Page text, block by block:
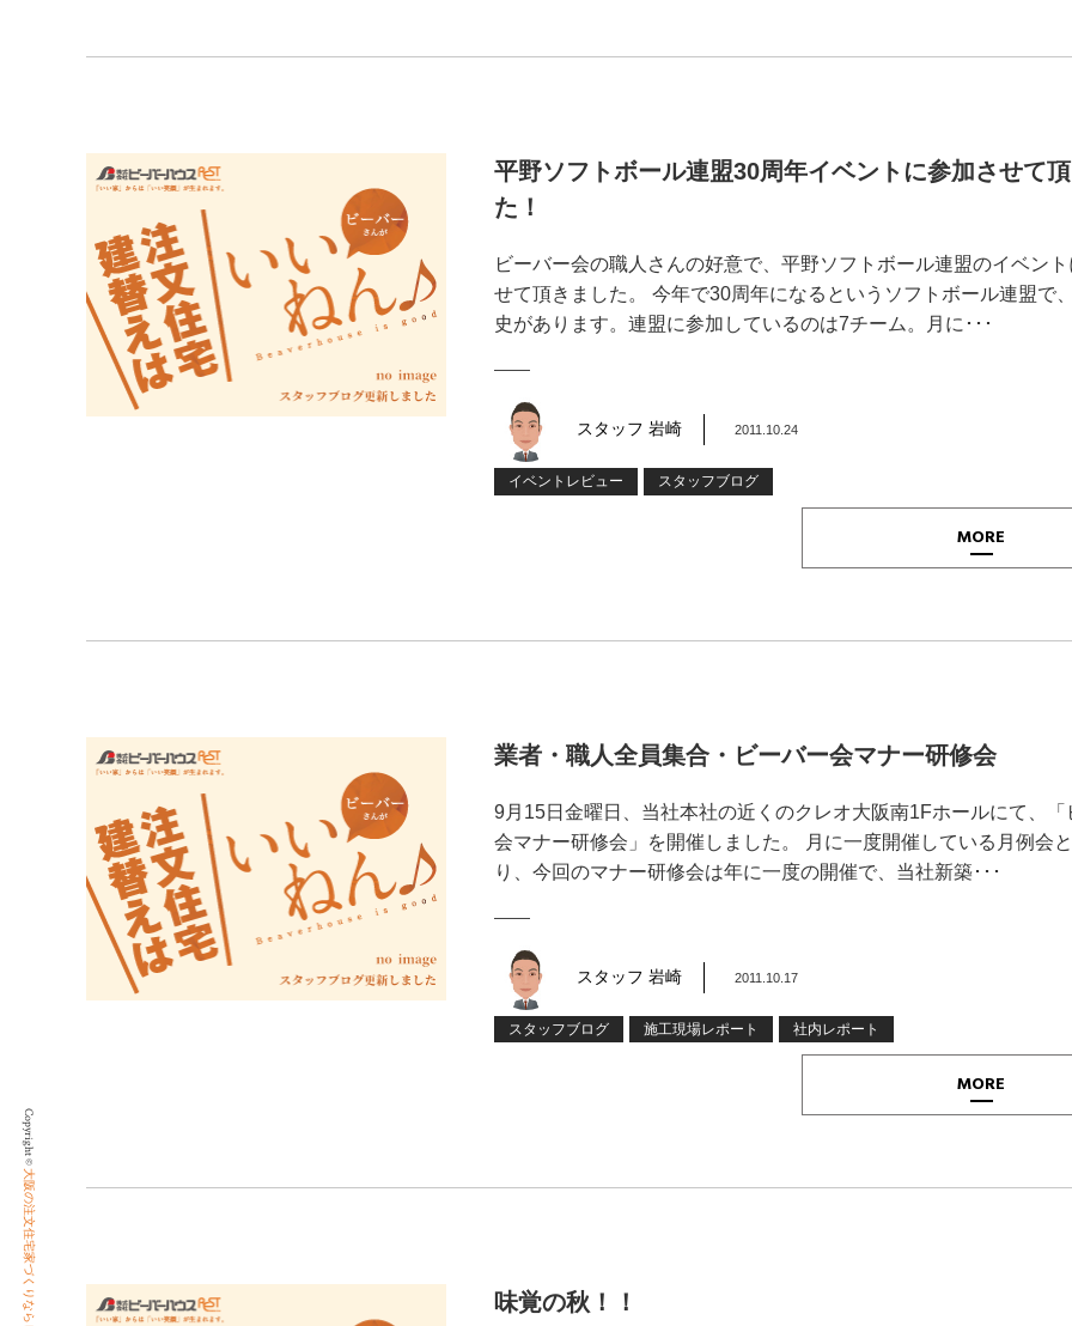
平野ソフトボール連盟30周年イベントに参加させて
た！
ビーバー会の職人さんの好意で、平野ソフトボール連盟のイベン
せて頂きました。 今年で30周年になるというソフトボール連盟で
史があります。連盟に参加しているのは7チーム。月に･･･
スタッフ 岩崎 2011.10.24
イベントレビュー スタッフブログ
MORE
業者・職人全員集合・ビーバー会マナー研修会
9月15日金曜日、当社本社の近くのクレオ大阪南1Fホールにて、「
会マナー研修会」を開催しました。 月に一度開催している月例会
り、今回のマナー研修会は年に一度の開催で、当社新築･･･
スタッフ 岩崎 2011.10.17
スタッフブログ 施工現場レポート 社内レポート
MORE
味覚の秋！！
Copyright ©